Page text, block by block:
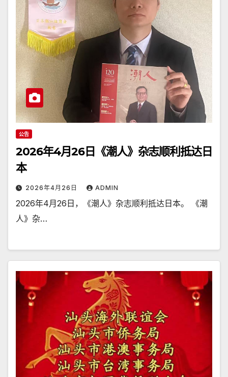
公告
2026年4月26日《潮人》杂志顺利抵达日
本
2026年4月26日 ADMIN
2026年4月26日，《潮人》杂志顺利抵达日本。 《潮
人》杂…